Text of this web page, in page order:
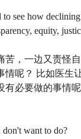
see how
equity,
，一边又责怪
呢？ 比如医生
有必要做的事情
don't want to do?